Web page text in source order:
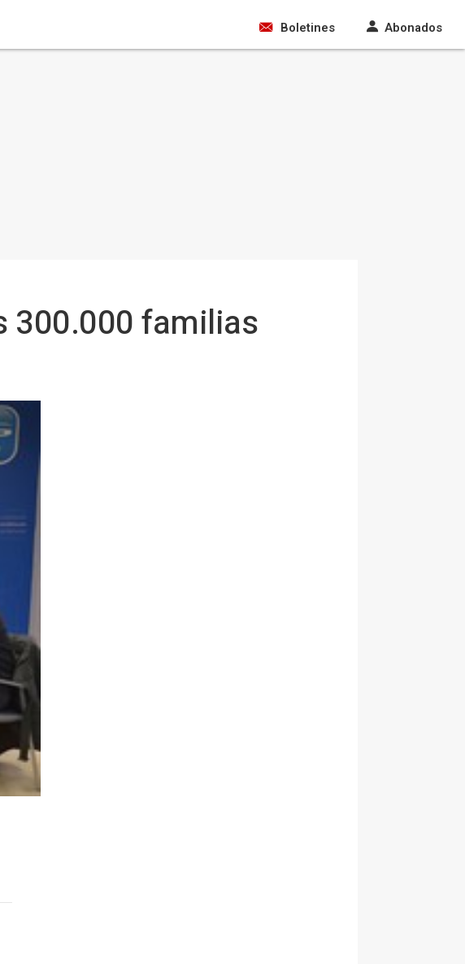
Boletines Abonados
300.000 familias